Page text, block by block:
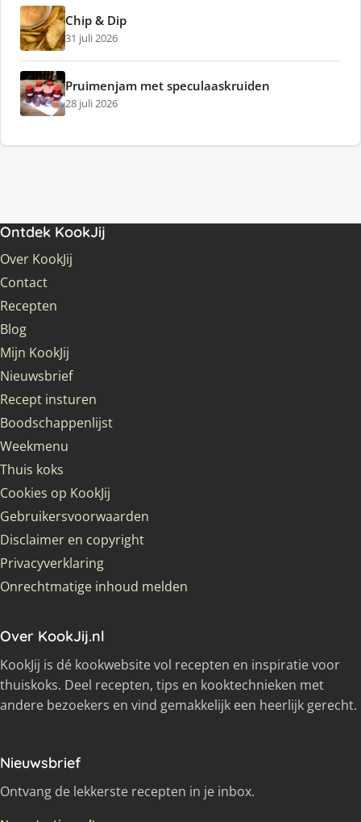
Chip & Dip
31 juli 2026
Pruimenjam met speculaaskruiden
28 juli 2026
Ontdek KookJij
Over KookJij
Contact
Recepten
Blog
Mijn KookJij
Nieuwsbrief
Recept insturen
Boodschappenlijst
Weekmenu
Thuis koks
Cookies op KookJij
Gebruikersvoorwaarden
Disclaimer en copyright
Privacyverklaring
Onrechtmatige inhoud melden
Over KookJij.nl
KookJij is dé kookwebsite vol recepten en inspiratie voor
thuiskoks. Deel recepten, tips en kooktechnieken met
andere bezoekers en vind gemakkelijk een heerlijk gerecht.
Nieuwsbrief
Ontvang de lekkerste recepten in je inbox.